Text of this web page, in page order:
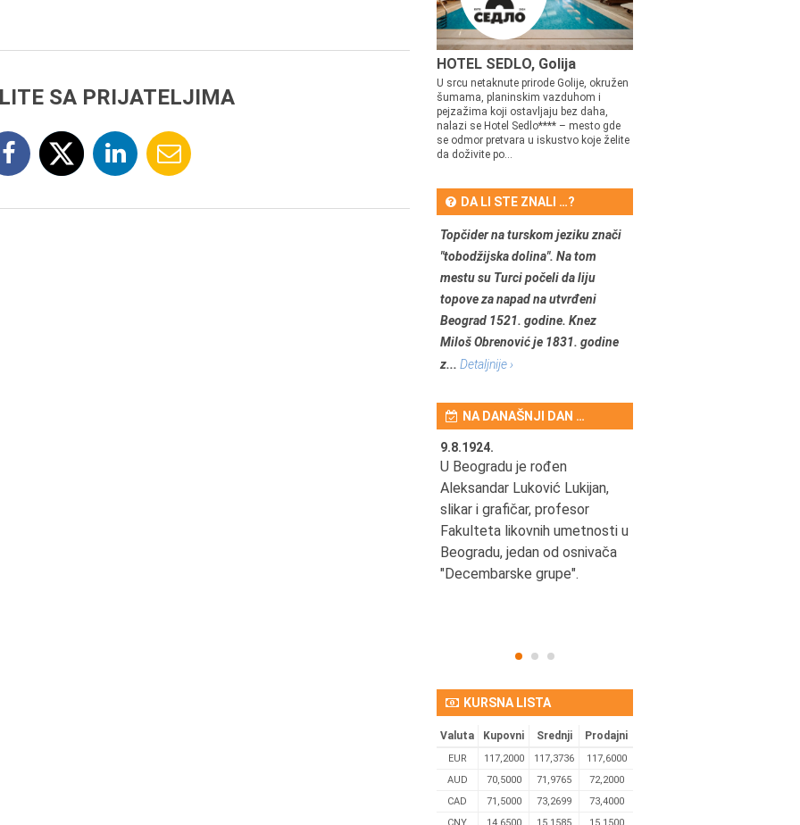
SA PRIJATELJIMA
HOTEL SEDLO, Golija
U srcu netaknute prirode Golije, okružen
šumama, planinskim vazduhom i
pejzažima koji ostavljaju bez daha,
nalazi se Hotel Sedlo**** – mesto gde
se odmor pretvara u iskustvo koje želite
da doživite po...
DA LI STE ZNALI …?
Topčider na turskom jeziku znači
"tobodžijska dolina". Na tom
mestu su Turci počeli da liju
topove za napad na utvrđeni
Beograd 1521. godine. Knez
Miloš Obrenović je 1831. godine
z... Detaljnije ›
NA DANAŠNJI DAN …
9.8.1924.
U Beogradu je rođen
Aleksandar Luković Lukijan,
slikar i grafičar, profesor
Fakulteta likovnih umetnosti u
Beogradu, jedan od osnivača
"Decembarske grupe".
KURSNA LISTA
Valuta Kupovni Srednji Prodajni
EUR 117,2000 117,3736
117,6000
AUD
70,5000 71,9765
72,2000
CAD
71,5000 73,2699
73,4000
CNY
14,6500 15,1585 15,1500